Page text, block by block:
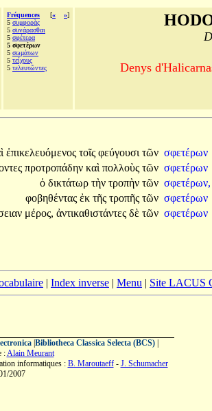
Fréquences [« »]
5 συμφορὰς
5 συνάρασθαι
5 σφέτερα
5 σφετέρων
5 σωμάτων
5 τείχους
5 τελευτῶντες Denys
ἐπικελευόμενος τοῖς φεύγουσι τῶν σφετέρων
προτροπάδην καὶ πολλοὺς τῶν σφετέρων
ὁ δικτάτωρ τὴν τροπὴν τῶν σφετέρων,
φοβηθέντας ἐκ τῆς τροπῆς τῶν σφετέρων
μέρος, ἀντικαθιστάντες δὲ τῶν σφετέρων
| Index inverse | Menu | Site LACUS
| Bibliotheca Classica Selecta (BCS)|
:Alain Meurant
informatiques : B. Maroutaeff- J. Schumacher
2007